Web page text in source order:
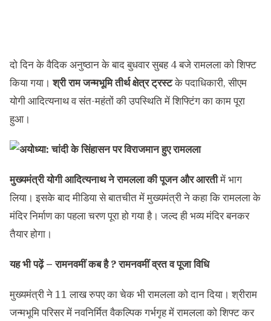
दो दिन के वैदिक अनुष्ठान के बाद बुधवार सुबह 4 बजे रामलला को शिफ्ट
किया गया।श्री राम जन्मभूमि तीर्थ क्षेत्र ट्रस्टके पदाधिकारी, सीएम
योगी आदित्यनाथ व संत-महंतों की उपस्थिति में शिफ्टिंग का काम पूरा
हुआ।
मुख्यमंत्री योगी आदित्यनाथ ने रामलला की पूजन और आरतीमें भाग
लिया। इसके बाद मीडिया से बातचीत में मुख्यमंत्री ने कहा कि रामलला के
मंदिर निर्माण का पहला चरण पूरा हो गया है। जल्द ही भव्य मंदिर बनकर
तैयार होगा।
यह भी पढ़ें –रामनवमीं कब है ? रामनवमीं व्रत व पूजा विधि
मुख्यमंत्री ने 11 लाख रुपए का चेक भी रामलला को दान दिया। श्रीराम
जन्मभूमि परिसर में नवनिर्मित वैकल्पिक गर्भगृह में रामलला को शिफ्ट कर